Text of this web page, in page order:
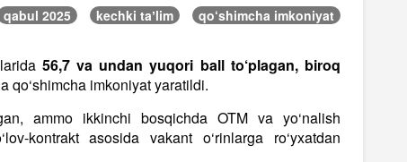
qabul 2025 kechki taʼlim qo‘shimcha imkoniyat
56,7 va undan yuqori ball to‘plagan, biroq
qo‘shimcha imkoniyat yaratildi.
ammo ikkinchi bosqichda OTM va yo‘nalish
kontrakt asosida vakant o‘rinlarga ro‘yxatdan